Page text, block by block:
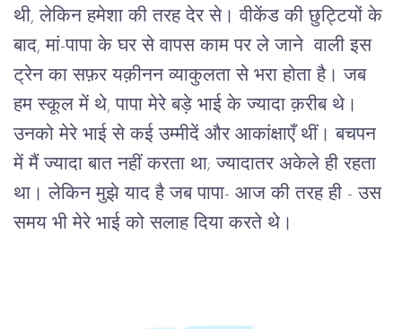
थी, लेकिन हमेशा की तरह देर से। वीकेंड की छुट्टियों के
बाद, मां-पापा के घर से वापस काम पर ले जाने वाली इस
ट्रेन का सफ़र यक़ीनन व्याकुलता से भरा होता है। जब
हम स्कूल में थे, पापा मेरे बड़े भाई के ज्यादा क़रीब थे।
उनको मेरे भाई से कई उम्मीदें और आकांक्षाएँ थीं। बचपन
में मैं ज्यादा बात नहीं करता था; ज्यादातर अकेले ही रहता
था। लेकिन मुझे याद है जब पापा- आज की तरह ही - उस
समय भी मेरे भाई को सलाह दिया करते थे।